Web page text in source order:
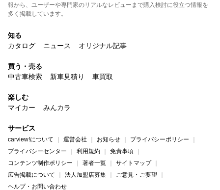
報から、ユーザーや専門家のリアルなレビューまで購入検討に役立つ情報を
多く掲載しています。
知る
カタログ
ニュース オリジナル記事
買う・売る
中古車検索
新車見積り 車買取
楽しむ
マイカー
みんカラ
サービス
carview!について 運営会社 お知らせ
プライバシーポリシー
プライバシーセンター
利用規約
免責事項
コンテンツ制作ポリシー
著者一覧
サイトマップ
広告掲載について
法人加盟店募集
ご意見・ご要望
ヘルプ・お問い合わせ